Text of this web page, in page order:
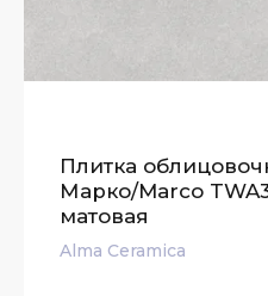
Плитка
Марко/Marco
матовая
Alma Ceramica